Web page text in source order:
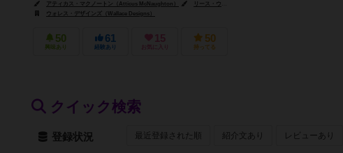
アティカス・マクノートン（Atticus McNaughton）
リース・ウォルトン（Leith Walton）
ウォレス・デザインズ（Wallace Designs）
50
興味あり
61
経験あり
15
お気に入り
50
持ってる
クイック検索
登録状況 最近登録された順 紹介文あり レビューあり